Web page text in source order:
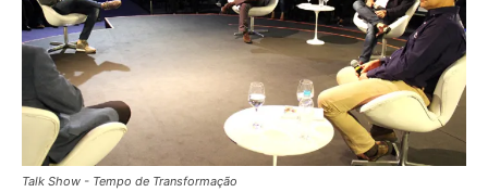
Talk Show - Tempo de Transformação